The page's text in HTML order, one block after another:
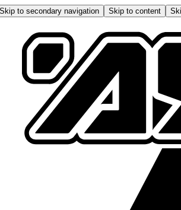
Skip to secondary navigation Skip to content